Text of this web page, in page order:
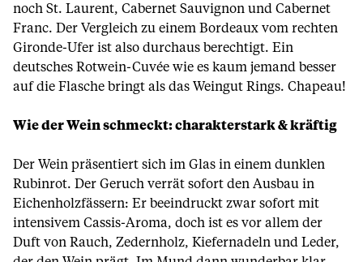
noch St. Laurent, Cabernet Sauvignon und Cabernet
Franc. Der Vergleich zu einem Bordeaux vom rechten
Gironde-Ufer ist also durchaus berechtigt. Ein
deutsches Rotwein-Cuvée wie es kaum jemand besser
auf die Flasche bringt als das Weingut Rings. Chapeau!
Wie der Wein schmeckt: charakterstark & kräftig
Der Wein präsentiert sich im Glas in einem dunklen
Rubinrot. Der Geruch verrät sofort den Ausbau in
Eichenholzfässern: Er beeindruckt zwar sofort mit
intensivem Cassis-Aroma, doch ist es vor allem der
Duft von Rauch, Zedernholz, Kiefernadeln und Leder,